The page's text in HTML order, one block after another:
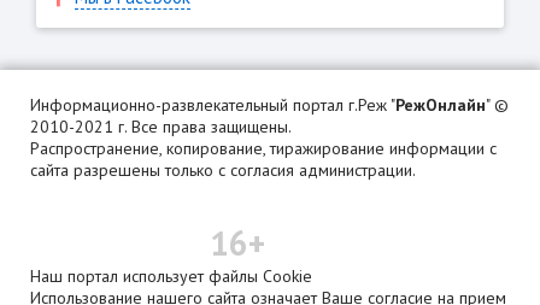
Информационно-развлекательный портал г.Реж "РежОнлайн" ©
2010-2021 г. Все права защищены.
Распространение, копирование, тиражирование информации с
сайта разрешены только с согласия администрации.
16+
Наш портал использует файлы Cookie
Использование нашего сайта означает Ваше согласие на прием